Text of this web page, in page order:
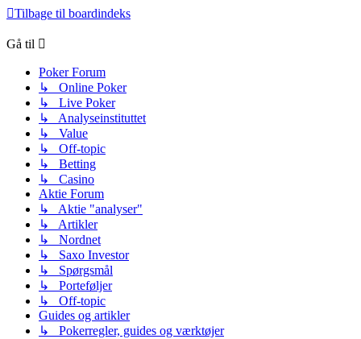
Tilbage til boardindeks
Gå til
Poker Forum
↳ Online Poker
↳ Live Poker
↳ Analyseinstituttet
↳ Value
↳ Off-topic
↳ Betting
↳ Casino
Aktie Forum
↳ Aktie "analyser"
↳ Artikler
↳ Nordnet
↳ Saxo Investor
↳ Spørgsmål
↳ Porteføljer
↳ Off-topic
Guides og artikler
↳ Pokerregler, guides og værktøjer